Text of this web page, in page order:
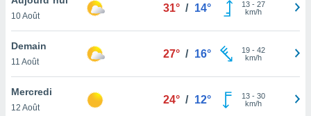
et
»,
au
vous
qu'ils
10 Août
31° / 14° 13- 27
km/h
Demain
11 Août
27° / 16° 19- 42
km/h
Mercredi
12 Août
24° / 12° 13- 30
km/h